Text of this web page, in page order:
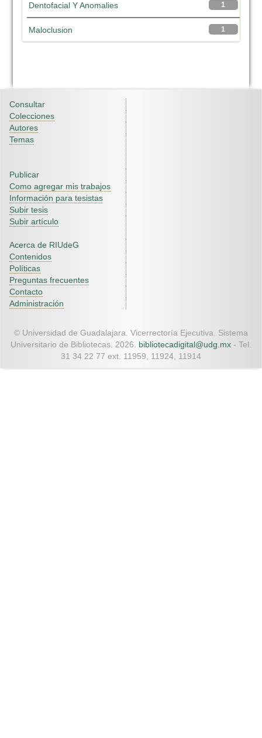
1
Dentofacial Y Anomalies
1
Maloclusion
Consultar
Colecciones
Autores
Temas
Publicar
Como agregar mis trabajos
Información para tesistas
Subir tesis
Subir artículo
Acerca de RIUdeG
Contenidos
Políticas
Preguntas frecuentes
Contacto
Administración
© Universidad de Guadalajara. Vicerrectoría Ejecutiva. Sistema
Universitario de Bibliotecas. 2026. bibliotecadigital@udg.mx - Tel.
31 34 22 77 ext. 11959, 11924, 11914